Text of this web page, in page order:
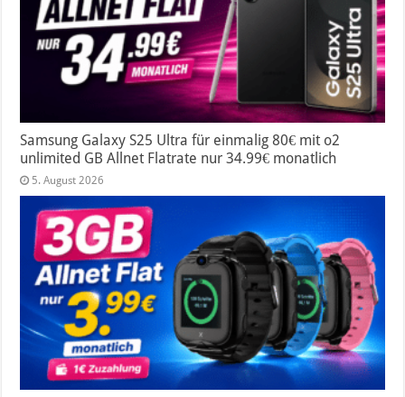
Samsung Galaxy S25 Ultra für einmalig 80€ mit o2
unlimited GB Allnet Flatrate nur 34.99€ monatlich
5. August 2026